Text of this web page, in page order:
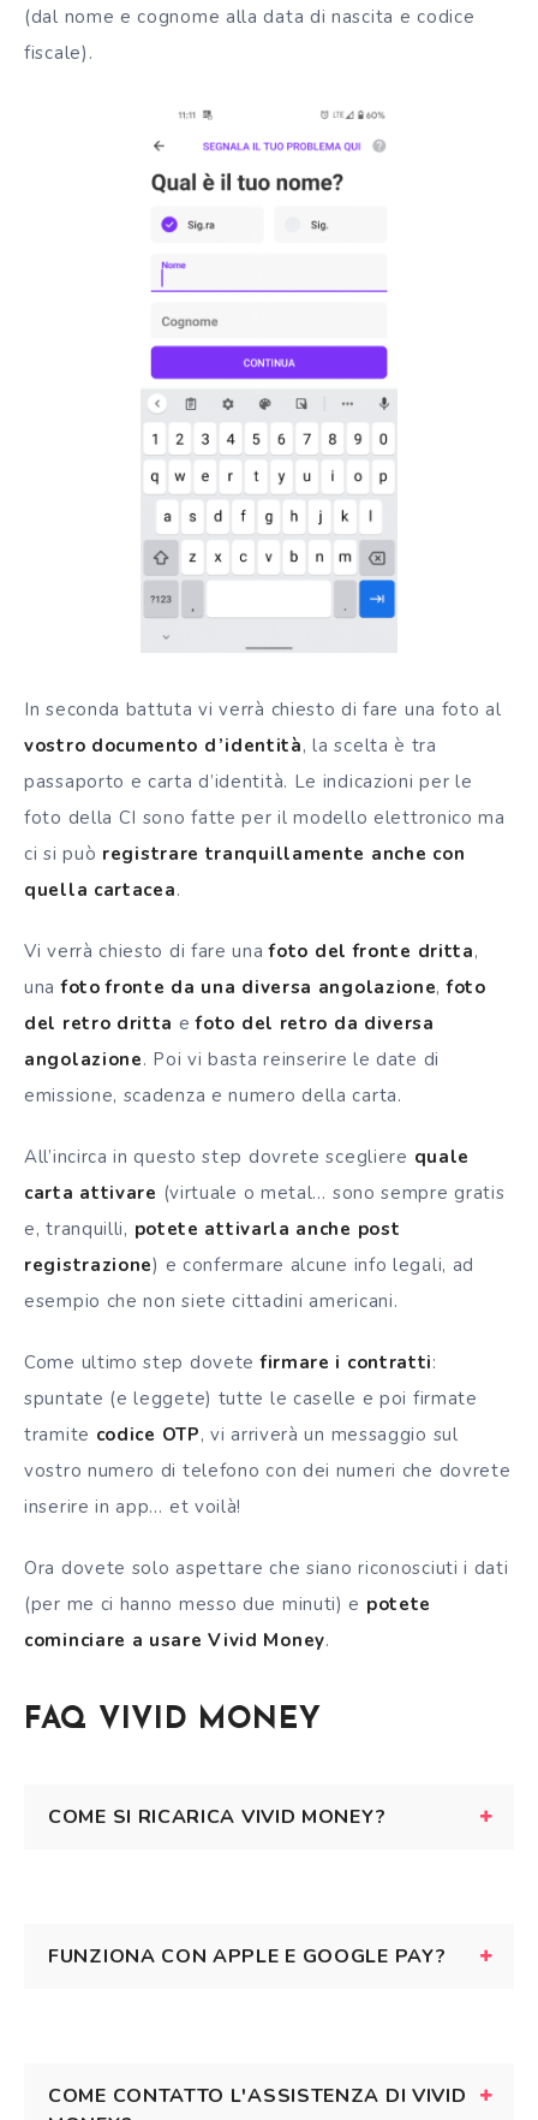
(dal nome e cognome alla data di nascita e codice
fiscale).
In seconda battuta vi verrà chiesto di fare una foto al
vostro documento d’identità, la scelta è tra
passaporto e carta d’identità. Le indicazioni per le
foto della CI sono fatte per il modello elettronico ma
ci si può registrare tranquillamente anche con
quella cartacea.
Vi verrà chiesto di fare unafoto del fronte dritta,
unafoto fronte da una diversa angolazione,foto
del retro dritta efoto del retro da diversa
angolazione. Poi vi basta reinserire le date di
emissione, scadenza e numero della carta.
All’incirca in questo step dovrete scegliere quale
carta attivare (virtuale o metal… sono sempre gratis
e, tranquilli, potete attivarla anche post
registrazione) e confermare alcune info legali, ad
esempio che non siete cittadini americani.
Come ultimo step dovete firmare i contratti:
spuntate (e leggete) tutte le caselle e poi firmate
tramite codice OTP, vi arriverà un messaggio sul
vostro numero di telefono con dei numeri che dovrete
inserire in app… et voilà!
Ora dovete solo aspettare che siano riconosciuti i dati
(per me ci hanno messo due minuti) e potete
cominciare a usare Vivid Money.
FAQ VIVID MONEY
COME SI RICARICA VIVID MONEY?
FUNZIONA CON APPLE E GOOGLE PAY?
COME CONTATTO L'ASSISTENZA DI VIVID